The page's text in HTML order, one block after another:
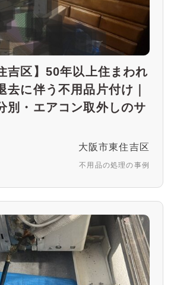
吉区】50年以上住まわれ
去に伴う不用品片付け｜
別・エアコン取外しのサ
大阪市東住吉区
不用品の処理の事例